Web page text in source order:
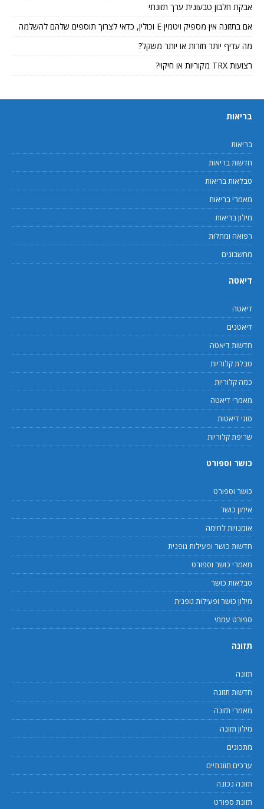
אבקת חלבון טבעונית ערך תזונתי
אם בתזונה אין מספיק ויטמין E וכולין, כדאי לצרוך תוספים שלהם להשלמה
מה עדיף יותר חזרות או יותר משקל?
רצועות TRX מקוריות או חיקוי?
בריאות
בריאות
חדשות בריאות
טבלאות בריאות
מאמרי בריאות
מילון בריאות
רפואה ומחלות
מחשבונים
דיאטה
דיאטה
דיאטנים
חדשות דיאטה
טבלת קלוריות
כמה קלוריות
מאמרי דיאטה
סוגי דיאטות
שריפת קלוריות
כושר וספורט
כושר וספורט
אימון כושר
אומנויות לחימה
חדשות כושר ופעילות גופנית
מאמרי כושר וספורט
טבלאות כושר
מילון כושר ופעילות גופנית
ספורט עממי
תזונה
תזונה
חדשות תזונה
מאמרי תזונה
מילון תזונה
מתכונים
ערכים תזונתיים
תזונה נכונה
תזונת ספורט